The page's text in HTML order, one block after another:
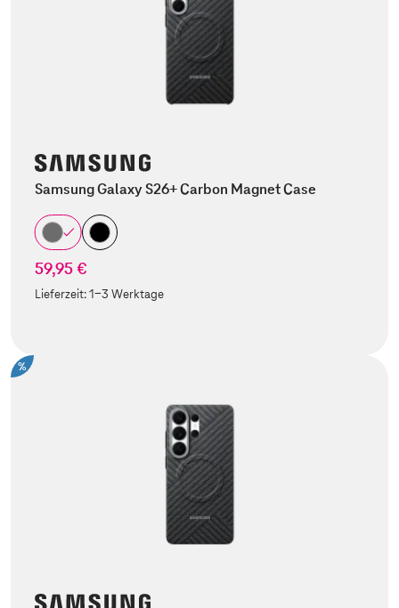
Samsung Galaxy S26+ Carbon Magnet Case
59,95 €
Lieferzeit:1-3 Werktage
%